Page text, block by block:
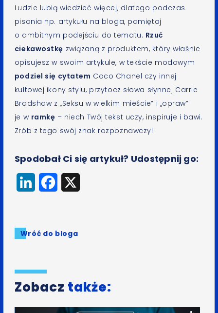
Ludzie lubią wiedzieć więcej, dlatego podczas
pisania np. artykułu na bloga, pamiętaj
o ambitnym podejściu do tematu. Rzuć
ciekawostkę związaną z produktem, który właśnie
opisujesz w swoim artykule, w tekście modowym
podziel się cytatem Coco Chanel czy innej
kultowej ikony stylu, przytocz słowa słynnej Carrie
Bradshaw z „Seksu w wielkim mieście” i „opraw”
je w ramkę – niech Twój tekst uczy, inspiruje i bawi.
Zrób z tego swój znak rozpoznawczy!
Spodobał Ci się artykuł? Udostępnij go:
LinkedInFacebook
Wróć do bloga
Zobacz także: